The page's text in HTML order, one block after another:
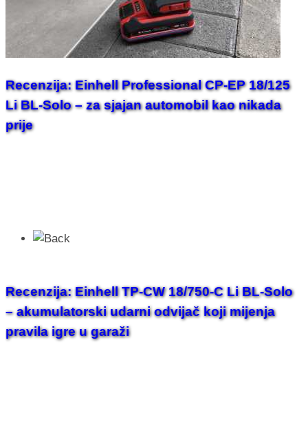
Recenzija: Einhell Professional CP-EP 18/125
Li BL-Solo – za sjajan automobil kao nikada
prije
Recenzija: Einhell TP-CW 18/750-C Li BL-Solo
– akumulatorski udarni odvijač koji mijenja
pravila igre u garaži